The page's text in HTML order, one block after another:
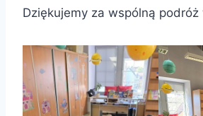
Dziękujemy za wspólną podróż